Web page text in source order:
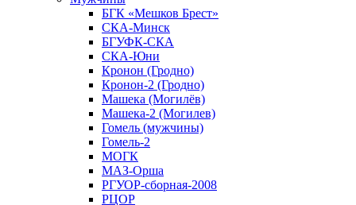
БГК «Мешков Брест»
СКА-Минск
БГУФК-СКА
СКА-Юни
Кронон (Гродно)
Кронон-2 (Гродно)
Машека (Могилёв)
Машека-2 (Могилев)
Гомель (мужчины)
Гомель-2
МОГК
МАЗ-Орша
РГУОР-сборная-2008
РЦОР